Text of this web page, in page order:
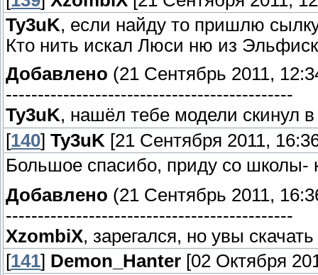
Ty3uK, если найду то пришлю
Кто нить искал Люси ню из
Добавлено (21 Сентябрь 2011,
---------------------------------------------
Ty3uK, нашёл тебе модели скинул
[140] Ty3uK [21 Сентября 2011,
Большое спасибо, приду со школы-
Добавлено (21 Сентябрь 2011,
---------------------------------------------
XzombiX, зарегался, но увы
[141] Demon_Hanter [02 Октября